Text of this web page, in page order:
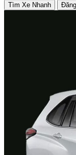
Tìm Xe Nhanh